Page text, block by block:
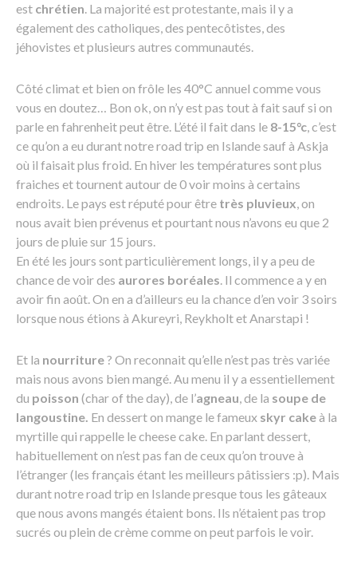
est chrétien. La majorité est protestante, mais il y a
également des catholiques, des pentecôtistes, des
jéhovistes et plusieurs autres communautés.
Côté climat et bien on frôle les 40°C annuel comme vous
vous en doutez… Bon ok, on n’y est pas tout à fait sauf si on
parle en fahrenheit peut être. L’été il fait dans le 8-15°c, c’est
ce qu’on a eu durant notre road trip en Islande sauf à Askja
où il faisait plus froid. En hiver les températures sont plus
fraiches et tournent autour de 0 voir moins à certains
endroits. Le pays est réputé pour être très pluvieux, on
nous avait bien prévenus et pourtant nous n’avons eu que 2
jours de pluie sur 15 jours.
En été les jours sont particulièrement longs, il y a peu de
chance de voir des aurores boréales. Il commence a y en
avoir fin août. On en a d’ailleurs eu la chance d’en voir 3 soirs
lorsque nous étions à Akureyri, Reykholt et Anarstapi !
Et la nourriture? On reconnait qu’elle n’est pas très variée
mais nous avons bien mangé. Au menu il y a essentiellement
du poisson (char of the day), de l’agneau, de la soupe de
langoustine. En dessert on mange le fameux skyr cakeà la
myrtille qui rappelle le cheese cake. En parlant dessert,
habituellement on n’est pas fan de ceux qu’on trouve à
l’étranger (les français étant les meilleurs pâtissiers :p). Mais
durant notre road trip en Islande presque tous les gâteaux
que nous avons mangés étaient bons. Ils n’étaient pas trop
sucrés ou plein de crème comme on peut parfois le voir.